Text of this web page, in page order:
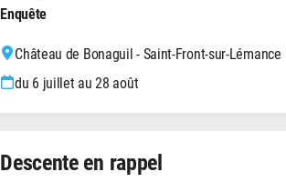
Enquête
Château de Bonaguil - Saint-Front-sur-Lémance
du 6 juillet au 28 août
Descente en rappel